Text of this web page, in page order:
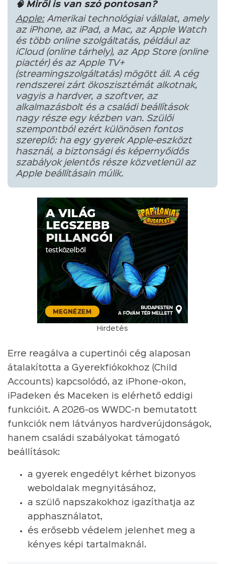
🧠 Miről is van szó pontosan?
Apple:Amerikai technológiai vállalat, amely
az iPhone, az iPad, a Mac, az Apple Watch
és több online szolgáltatás, például az
iCloud (online tárhely), az App Store (online
piactér) és az Apple TV+
(streamingszolgáltatás) mögött áll. A cég
rendszerei zárt ökoszisztémát alkotnak,
vagyis a hardver, a szoftver, az
alkalmazásbolt és a családi beállítások
nagy része egy kézben van. Szülői
szempontból ezért különösen fontos
szereplő: ha egy gyerek Apple-eszközt
használ, a biztonsági és képernyőidős
szabályok jelentős része közvetlenül az
Apple beállításain múlik.
Hirdetés
Erre reagálva a cupertinói cég alaposan
átalakította a Gyerekfiókokhoz (Child
Accounts) kapcsolódó, az iPhone-okon,
iPadeken és Maceken is elérhető eddigi
funkcióit. A 2026-os WWDC-n bemutatott
funkciók nem látványos hardverújdonságok,
hanem családi szabályokat támogató
beállítások:
a gyerek engedélyt kérhet bizonyos
weboldalak megnyitásához,
a szülő napszakokhoz igazíthatja az
apphasználatot,
és erősebb védelem jelenhet meg a
kényes képi tartalmaknál.